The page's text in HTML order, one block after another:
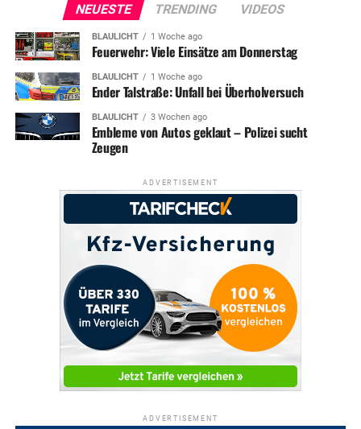
NEUESTE TRENDING VIDEOS
BLAULICHT 1 Woche ago
Feuerwehr: Viele Einsätze am Donnerstag
BLAULICHT 1 Woche ago
Ender Talstraße: Unfall bei Überholversuch
BLAULICHT 3 Wochen ago
Embleme von Autos geklaut – Polizei sucht
Zeugen
ADVERTISEMENT
ADVERTISEMENT